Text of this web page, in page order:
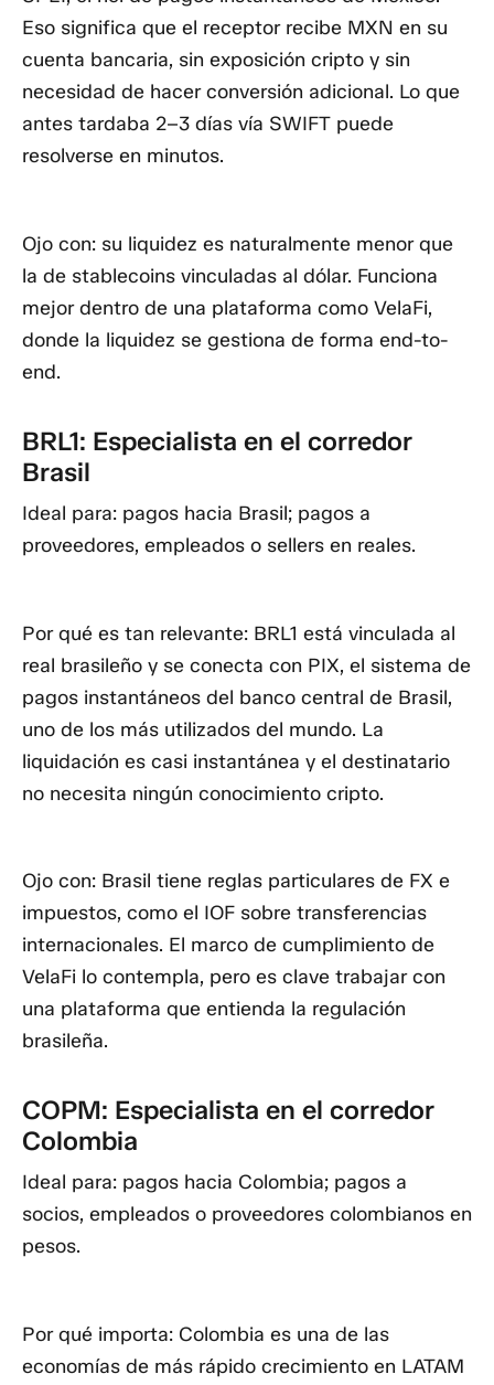
Eso significa que el receptor recibe MXN en su
cuenta bancaria, sin exposición cripto y sin
necesidad de hacer conversión adicional. Lo que
antes tardaba 2–3 días vía SWIFT puede
resolverse en minutos.
Ojo con: su liquidez es naturalmente menor que
la de stablecoins vinculadas al dólar. Funciona
mejor dentro de una plataforma como VelaFi,
donde la liquidez se gestiona de forma end-to-
end.
BRL1: Especialista en el corredor
Brasil
Ideal para: pagos hacia Brasil; pagos a
proveedores, empleados o sellers en reales.
Por qué es tan relevante: BRL1 está vinculada al
real brasileño y se conecta con PIX, el sistema de
pagos instantáneos del banco central de Brasil,
uno de los más utilizados del mundo. La
liquidación es casi instantánea y el destinatario
no necesita ningún conocimiento cripto.
Ojo con: Brasil tiene reglas particulares de FX e
impuestos, como el IOF sobre transferencias
internacionales. El marco de cumplimiento de
VelaFi lo contempla, pero es clave trabajar con
una plataforma que entienda la regulación
brasileña.
COPM: Especialista en el corredor
Colombia
Ideal para: pagos hacia Colombia; pagos a
socios, empleados o proveedores colombianos en
pesos.
Por qué importa: Colombia es una de las
economías de más rápido crecimiento en LATAM